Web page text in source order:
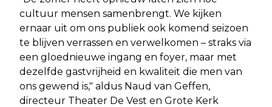
cultuur mensen samenbrengt. We kijken
ernaar uit om ons publiek ook komend seizoen
te blijven verrassen en verwelkomen – straks via
een gloednieuwe ingang en foyer, maar met
dezelfde gastvrijheid en kwaliteit die men van
ons gewend is," aldus Naud van Geffen,
directeur Theater De Vest en Grote Kerk